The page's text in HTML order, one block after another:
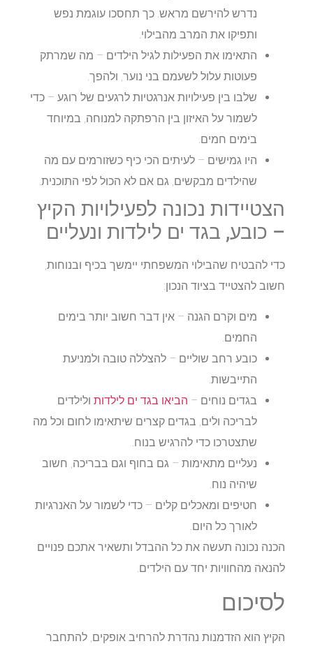
נדרש להירשם מראש. כך תחסכו עוגמת נפש
ותפיקו את המרב מהבילוי.
התאימו את הפעילות לגיל הילדים– מה שמרתק
פעוטות עלול לשעמם בני נוער, ולהפך.
שלבו בין פעילויות אנרגטיות לרגעים של רוגע– כדי
לשמור על האיזון בין הרפתקה למנוחה, במיוחד
בימים חמים.
היו גמישים– לעיתים הכי כיף כשזורמים עם מה
שהילדים מבקשים, גם אם לא הכול לפי התוכנית.
הצטיידות נכונה לפעילויות הקיץ
– כובע, בגד ים לילדות ונעליים
כדי להבטיח שהבילוי המשפחתי יימשך בכיף ובנוחות,
חשוב להצטייד בציוד הנכון:
מים וקרם הגנה– אין דבר חשוב יותר בימים
החמים.
כובע רחב שוליים– להצללה טובה ולמניעת
התייבשות.
בגדים נוחים– הביאו בגד ים לילדותולילדים
לבריכה ולים, בגדים קצרים שיתאימו לחום וכל מה
שתצטרכו כדי להרגיש בנוח.
נעליים מתאימות– גם בחוף וגם בבריכה, חשוב
שיהיה נוח.
חטיפים ומאכלים קלים– כדי לשמור על האנרגיות
לאורך כל היום.
הכנה נכונה תעשה את כל ההבדל ותשאיר אתכם פנויים
להנאה מהחוויות יחד עם הילדים.
לסיכום
הקיץ הוא הזדמנות נהדרת להרחיב אופקים, להתחבר